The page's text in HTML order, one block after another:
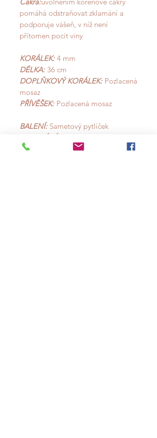
pomáhá odstraňovat zklamání a
podporuje vášeň, v níž není
přítomen pocit viny
KORÁLEK: 4 mm
DÉLKA: 36 cm
DOPLŇKOVÝ KORÁLEK: Pozlacená
mosaz
PŘÍVĚŠEK: Pozlacená mosaz
BALENÍ: Sametový pytlíček
ODESLÁNÍ:
zaplacení objednávky